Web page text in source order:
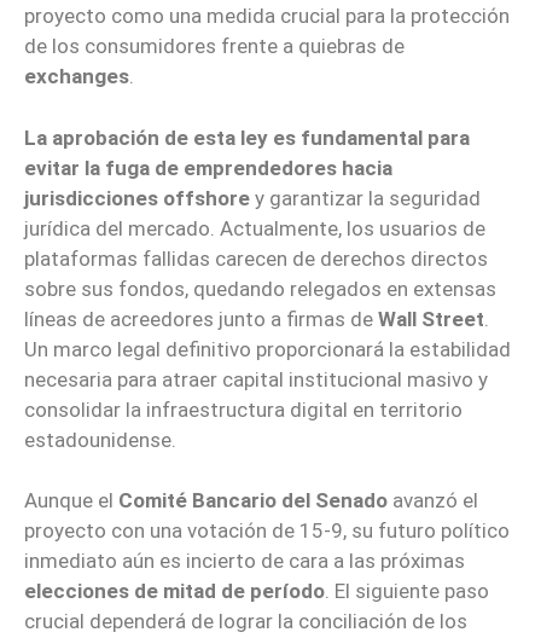
proyecto como una medida crucial para la protección
de los consumidores frente a quiebras de
exchanges.
La aprobación de esta ley es fundamental para
evitar la fuga de emprendedores hacia
jurisdicciones offshore y garantizar la seguridad
jurídica del mercado. Actualmente, los usuarios de
plataformas fallidas carecen de derechos directos
sobre sus fondos, quedando relegados en extensas
líneas de acreedores junto a firmas de Wall Street
Un marco legal definitivo proporcionará la estabilidad
necesaria para atraer capital institucional masivo y
consolidar la infraestructura digital en territorio
estadounidense.
Aunque el Comité Bancario del Senado avanzó el
proyecto con una votación de 15-9, su futuro político
inmediato aún es incierto de cara a las próximas
elecciones de mitad de período. El siguiente paso
crucial dependerá de lograr la conciliación de los